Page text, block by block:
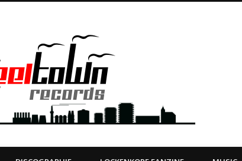
| TOURSERVICE | BOOKING